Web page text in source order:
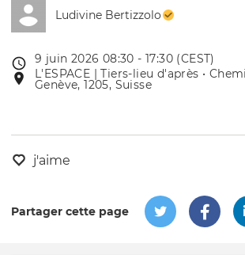
Ludivine Bertizzolo
Date
de
l'évênement
9 juin 2026 08:30 - 17:30 (CEST)
Lieu
de
L'ESPACE | Tiers-lieu d'après •
Genève, 1205, Suisse
j'aime
Partager cette page